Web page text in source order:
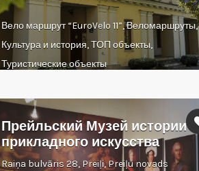
Вело маршрут “EuroVelo 11”, Веломаршруты,
Культура и история, ТОП объекты,
Туристические объекты
Прейльский Музей истории и
прикладного искусства
Raiņa bulvāris 28, Preiļi, Preiļu novads